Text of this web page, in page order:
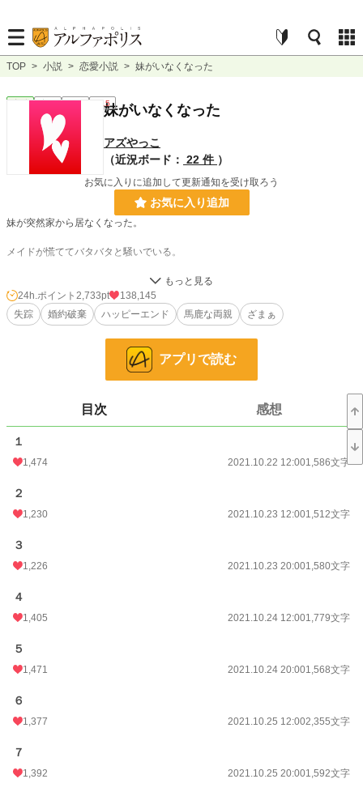
TOP > 小説 > 恋愛小説 > 妹がいなくなった
完結 長編 R15妹がいなくなった
アズやっこ
（近況ボード： 22 件 ）
お気に入りに追加して更新通知を受け取ろう
お気に入り追加
妹が突然家から居なくなった。
メイドが慌ててバタバタと騒いでいる。
お父様とお母様の泣き声が聞こえる。
「うるさくて寝ていられないわ」
お父様とお母様は妹しか見えない。ドレスも宝石も妹にだけ買い与える。
妹を探しに出掛けたけど…。見つかるかしら？
小説
恋愛
お気に入り
文字数
週間ポイント
月間ポイント
年間ポイント
24h.ポイント 2,733pt
138,145
失踪
婚約破棄 ハッピーエンド 馬鹿な両親 ざまぁ
アプリで読む
目次 感想
１
1,474 2021.10.22 12:001,586文字
２
1,230 2021.10.23 12:001,512文字
３
1,226 2021.10.23 20:001,580文字
４
1,405 2021.10.24 12:001,779文字
５
1,471 2021.10.24 20:001,568文字
６
1,377 2021.10.25 12:002,355文字
７
1,392 2021.10.25 20:001,592文字